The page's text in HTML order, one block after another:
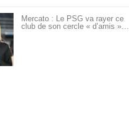
Mercato : Le PSG va rayer ce
club de son cercle « d’amis »…